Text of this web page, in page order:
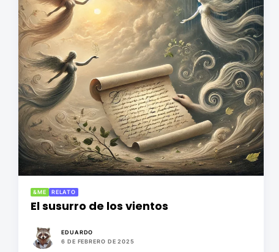
&ME RELATO
El susurro de los vientos
EDUARDO
6 DE FEBRERO DE 2025